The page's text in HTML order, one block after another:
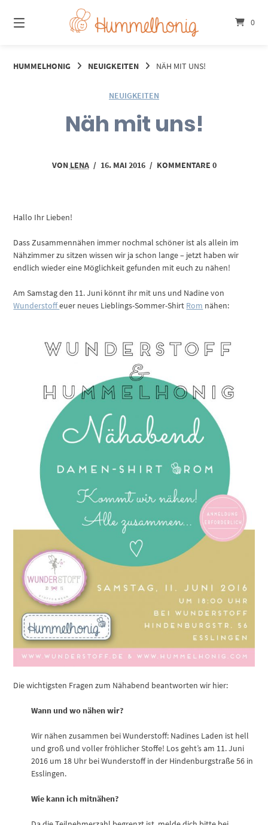
zum
Inhalt
0
HUMMELHONIG NEUIGKEITEN NÄH MIT UNS!
NEUIGKEITEN
Näh mit uns!
VON LENA / 16. MAI 2016 / KOMMENTARE 0
Hallo Ihr Lieben!
Dass Zusammennähen immer nochmal schöner ist als allein im
Nähzimmer zu sitzen wissen wir ja schon lange – jetzt haben wir
endlich wieder eine Möglichkeit gefunden mit euch zu nähen!
Am Samstag den 11. Juni könnt ihr mit uns und Nadine von
Wunderstoffeuer neues Lieblings-Sommer-Shirt Rom nähen:
Die wichtigsten Fragen zum Nähabend beantworten wir hier:
Wann und wo nähen wir?
Wir nähen zusammen bei Wunderstoff: Nadines Laden ist hell
und groß und voller fröhlicher Stoffe! Los geht’s am 11. Juni
2016 um 18 Uhr bei Wunderstoff in der Hindenburgstraße 56 in
Esslingen.
Wie kann ich mitnähen?